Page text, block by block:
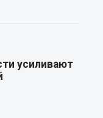
усиливают